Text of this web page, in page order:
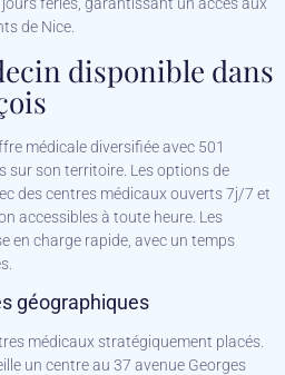
fériés, garantissant un accès aux
de Nice.
disponible dans
médicale diversifiée avec 501
sur son territoire. Les options de
des centres médicaux ouverts 7j/7 et
accessibles à toute heure. Les
en charge rapide, avec un temps
géographiques
médicaux stratégiquement placés.
un centre au 37 avenue Georges